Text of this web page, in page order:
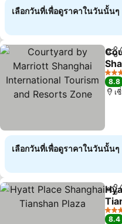
เลือกวันที่เพื่อดูราคาในวันนั้นๆ
แชร์
4 ดา
8.8
เ
เลือกวันที่เพื่อดูราคาในวันนั้นๆ
แชร์
4 ดา
8.4